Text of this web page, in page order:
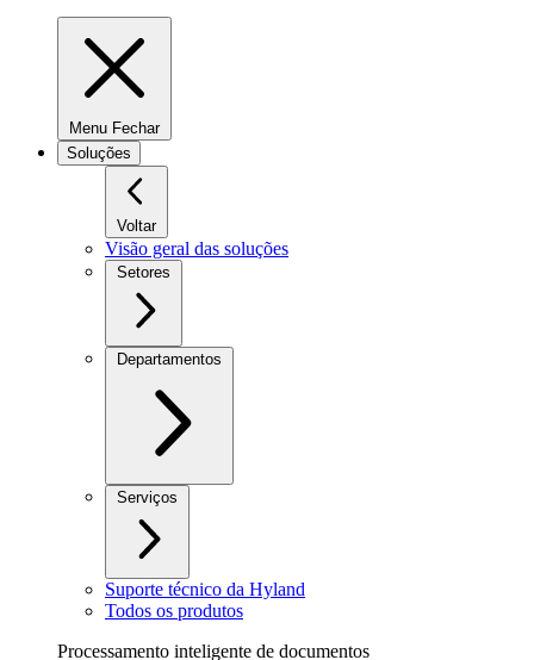
Menu Fechar
Soluções
Voltar
Visão geral das soluções
Setores
Departamentos
Serviços
Suporte técnico da Hyland
Todos os produtos
Processamento inteligente de documentos